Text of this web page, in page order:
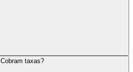
Cobram taxas?